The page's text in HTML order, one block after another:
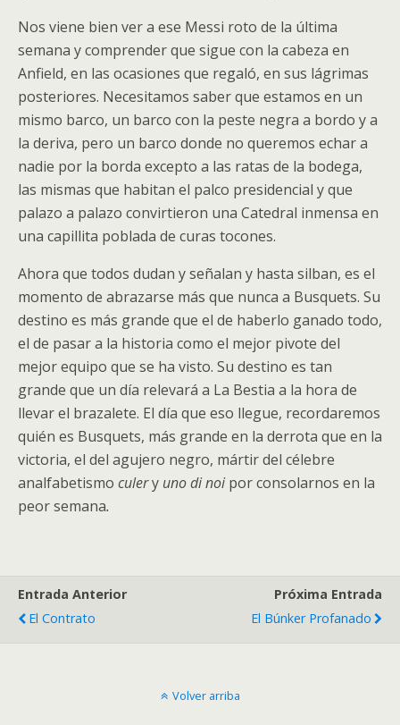
Nos viene bien ver a ese Messi roto de la última
semana y comprender que sigue con la cabeza en
Anfield, en las ocasiones que regaló, en sus lágrimas
posteriores. Necesitamos saber que estamos en un
mismo barco, un barco con la peste negra a bordo y a
la deriva, pero un barco donde no queremos echar a
nadie por la borda excepto a las ratas de la bodega,
las mismas que habitan el palco presidencial y que
palazo a palazo convirtieron una Catedral inmensa en
una capillita poblada de curas tocones.
Ahora que todos dudan y señalan y hasta silban, es el
momento de abrazarse más que nunca a Busquets. Su
destino es más grande que el de haberlo ganado todo,
el de pasar a la historia como el mejor pivote del
mejor equipo que se ha visto. Su destino es tan
grande que un día relevará a La Bestia a la hora de
llevar el brazalete. El día que eso llegue, recordaremos
quién es Busquets, más grande en la derrota que en la
victoria, el del agujero negro, mártir del célebre
analfabetismo culery uno di noipor consolarnos en la
peor semana.
Entrada Anterior
El Contrato
Próxima Entrada
El Búnker Profanado
Volver arriba